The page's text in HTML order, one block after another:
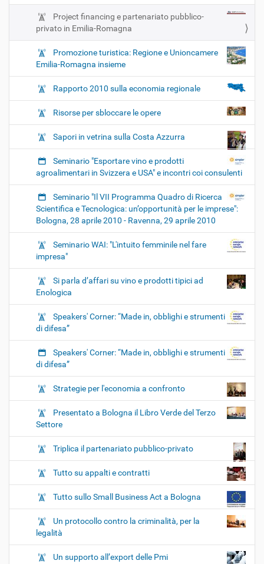
Project financing e partenariato pubblico-
privato in Emilia-Romagna
Promozione turistica: Regione e Unioncamere
Emilia-Romagna insieme
Rapporto 2010 sulla economia regionale
Risorse per sbloccare le opere
Sapori in vetrina sulla Costa Azzurra
Seminario "Esportare vino e prodotti
agroalimentari in Svizzera e USA" e incontri coi consulenti
Seminario "Il VII Programma Quadro di Ricerca
Scientifica e Tecnologica: un’opportunità per le imprese":
Bologna, 28 aprile 2010 - Ravenna, 29 aprile 2010
Seminario WAI: "L'intuito femminile nel fare
impresa"
Si parla d’affari su vino e prodotti tipici ad
Enologica
Speakers' Corner: “Made in, obblighi e strumenti
di difesa”
Speakers' Corner: “Made in, obblighi e strumenti
di difesa”
Strategie per l'economia a confronto
Presentato a Bologna il Libro Verde del Terzo
Settore
Triplica il partenariato pubblico-privato
Tutto su appalti e contratti
Tutto sullo Small Business Act a Bologna
Un protocollo contro la criminalità, per la
legalità
Un supporto all’export delle Pmi